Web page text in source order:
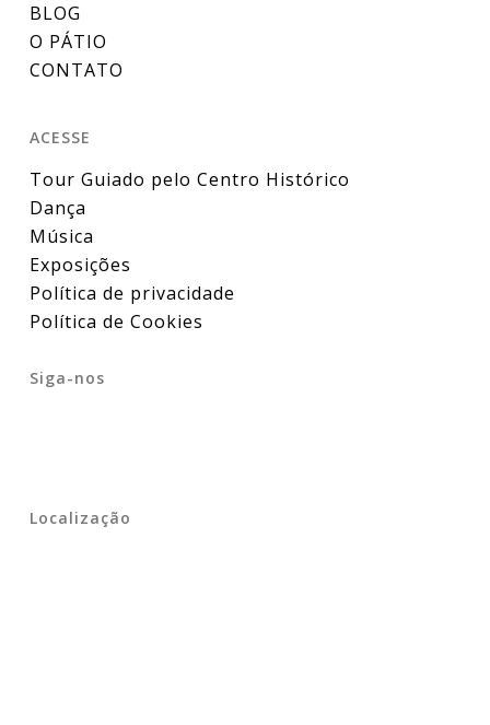
BLOG
O PÁTIO
CONTATO
ACESSE
Tour Guiado pelo Centro Histórico
Dança
Música
Exposições
Política de privacidade
Política de Cookies
Siga-nos
Localização